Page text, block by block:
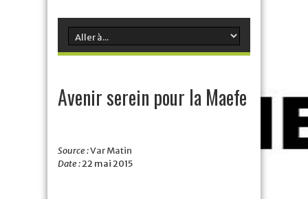
Avenir serein pour la Maefe
Source :Var Matin
Date :22 mai 2015